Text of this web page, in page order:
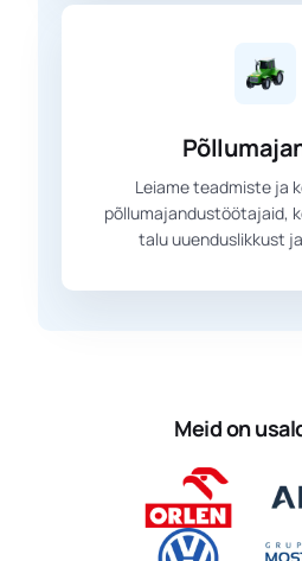
Leiame teadmiste ja
põllumajandustöötajaid,
talu uuenduslikkust
Meid on